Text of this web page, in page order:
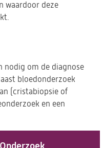
waardoor deze
nodig om de diagnose
bloedonderzoek
(cristabiopsie of
en een